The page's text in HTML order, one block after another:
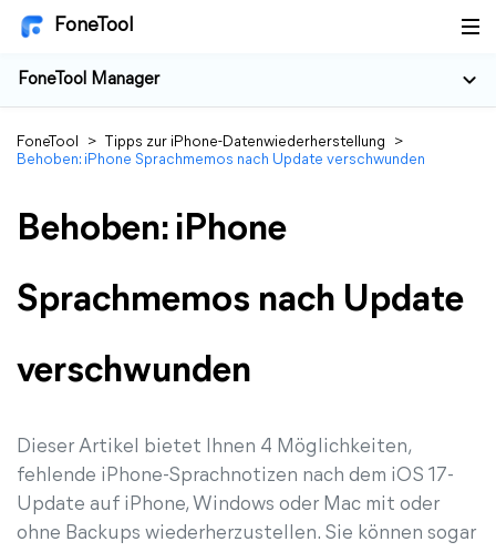
FoneTool
FoneTool Manager
FoneTool > Tipps zur iPhone-Datenwiederherstellung
>
Behoben: iPhone Sprachmemos nach Update verschwunden
Behoben: iPhone
Sprachmemos nach Update
verschwunden
Dieser Artikel bietet Ihnen 4 Möglichkeiten,
fehlende iPhone-Sprachnotizen nach dem iOS 17-
Update auf iPhone, Windows oder Mac mit oder
ohne Backups wiederherzustellen. Sie können sogar